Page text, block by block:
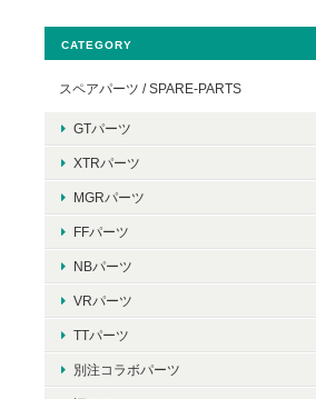
CATEGORY
スペアパーツ / SPARE-PARTS
GTパーツ
XTRパーツ
MGRパーツ
FFパーツ
NBパーツ
VRパーツ
TTパーツ
別注コラボパーツ